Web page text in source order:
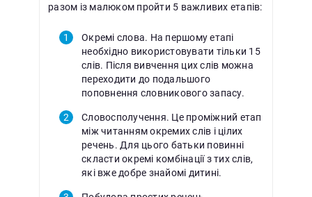
разом із малюком пройти 5 важливих етапів:
Окремі слова. На першому етапі
необхідно використовувати тільки 15
слів. Після вивчення цих слів можна
переходити до подальшого
поповнення словникового запасу.
Словосполучення. Це проміжний етап
між читанням окремих слів і цілих
речень. Для цього батьки повинні
скласти окремі комбінації з тих слів,
які вже добре знайомі дитині.